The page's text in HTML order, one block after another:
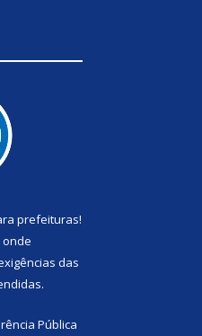
prefeituras!
onde
das
Pública